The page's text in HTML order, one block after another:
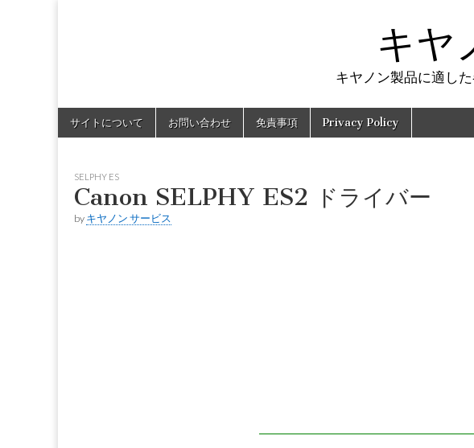
キヤ
キヤノン製品に適し
Main
menu
Skip
サイトについて お問い合わせ 免責事項 Privacy Policy
SELPHY ES
Canon SELPHY ES2 ドライバー
by キヤノン サービス